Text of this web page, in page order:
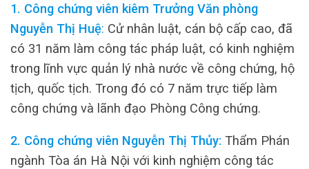
1. Công chứng viên kiêm Trưởng Văn phòng
Nguyễn Thị Huệ: Cử nhân luật, cán bộ cấp cao, đã
có 31 năm làm công tác pháp luật, có kinh nghiệm
trong lĩnh vực quản lý nhà nước về công chứng, hộ
tịch, quốc tịch. Trong đó có 7 năm trực tiếp làm
công chứng và lãnh đạo Phòng Công chứng.
2. Công chứng viên Nguyễn Thị Thủy: Thẩm Phán
ngành Tòa án Hà Nội với kinh nghiệm công tác